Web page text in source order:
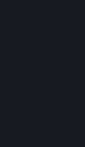
puede realizar un
inicial, se
(Algunos de los
pueden no admitir
Haz
Dónde
La oferta de
desde la compra y
se aplica a los
tienda de Steam.